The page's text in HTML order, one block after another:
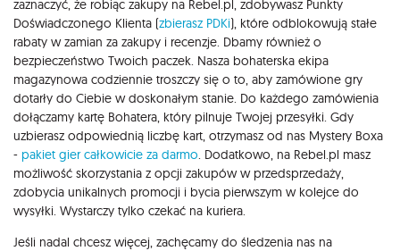
zaznaczyć, że robiąc zakupy na Rebel.pl, zdobywasz Punkty
Doświadczonego Klienta (zbierasz PDKi), które odblokowują stałe
rabaty w zamian za zakupy i recenzje. Dbamy również o
bezpieczeństwo Twoich paczek. Nasza bohaterska ekipa
magazynowa codziennie troszczy się o to, aby zamówione gry
dotarły do Ciebie w doskonałym stanie. Do każdego zamówienia
dołączamy kartę Bohatera, który pilnuje Twojej przesyłki. Gdy
uzbierasz odpowiednią liczbę kart, otrzymasz od nas Mystery Boxa
- pakiet gier całkowicie za darmo. Dodatkowo, na Rebel.pl masz
możliwość skorzystania z opcji zakupów w przedsprzedaży,
zdobycia unikalnych promocji i bycia pierwszym w kolejce do
wysyłki. Wystarczy tylko czekać na kuriera.
Jeśli nadal chcesz więcej, zachęcamy do śledzenia nas na